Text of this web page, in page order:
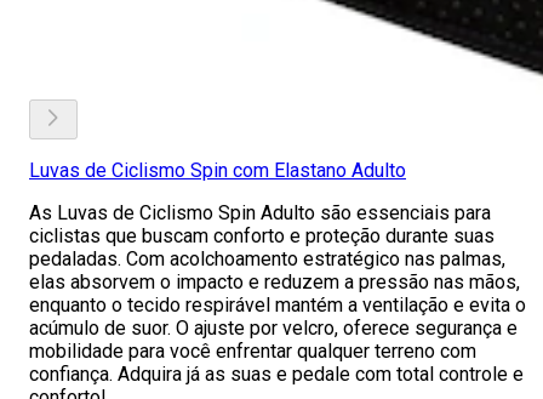
Luvas de Ciclismo Spin com Elastano Adulto
As Luvas de Ciclismo Spin Adulto são essenciais para
ciclistas que buscam conforto e proteção durante suas
pedaladas. Com acolchoamento estratégico nas palmas,
elas absorvem o impacto e reduzem a pressão nas mãos,
enquanto o tecido respirável mantém a ventilação e evita o
acúmulo de suor. O ajuste por velcro, oferece segurança e
mobilidade para você enfrentar qualquer terreno com
confiança. Adquira já as suas e pedale com total controle e